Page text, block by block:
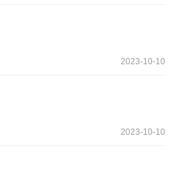
2023-10-10
2023-10-10